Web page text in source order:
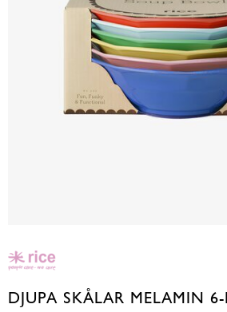
DJUPA SKÅLAR MELAMIN